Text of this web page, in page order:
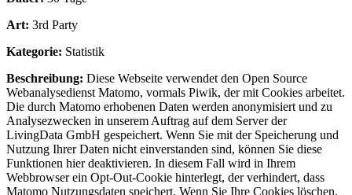
Art: 3rd Party
Kategorie: Statistik
Beschreibung: Diese Webseite verwendet den Open Source
Webanalysedienst Matomo, vormals Piwik, der mit Cookies arbeitet.
Die durch Matomo erhobenen Daten werden anonymisiert und zu
Analysezwecken in unserem Auftrag auf dem Server der
LivingData GmbH gespeichert. Wenn Sie mit der Speicherung und
Nutzung Ihrer Daten nicht einverstanden sind, können Sie diese
Funktionen hier deaktivieren. In diesem Fall wird in Ihrem
Webbrowser ein Opt-Out-Cookie hinterlegt, der verhindert, dass
Matomo Nutzungsdaten speichert. Wenn Sie Ihre Cookies löschen,